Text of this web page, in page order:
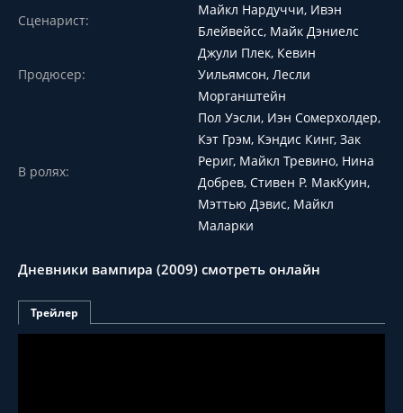
Сценарист:
Майкл Нардуччи, Ивэн
Блейвейсс, Майк Дэниелс
Продюсер:
Джули Плек, Кевин
Уильямсон, Лесли
Морганштейн
В ролях:
Пол Уэсли, Иэн Сомерхолдер,
Кэт Грэм, Кэндис Кинг, Зак
Рериг, Майкл Тревино, Нина
Добрев, Стивен Р. МакКуин,
Мэттью Дэвис, Майкл
Маларки
Дневники вампира (2009) смотреть онлайн
Трейлер